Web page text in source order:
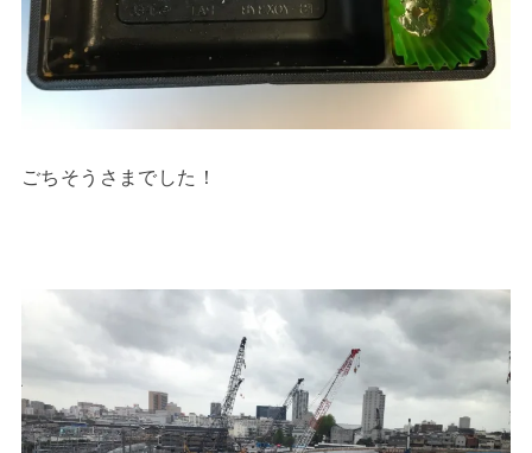
ごちそうさまでした！